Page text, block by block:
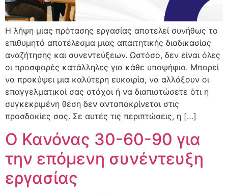
Η λήψη μιας πρότασης εργασίας αποτελεί συνήθως το
επιθυμητό αποτέλεσμα μιας απαιτητικής διαδικασίας
αναζήτησης και συνεντεύξεων. Ωστόσο, δεν είναι όλες
οι προσφορές κατάλληλες για κάθε υποψήφιο. Μπορεί
να προκύψει μια καλύτερη ευκαιρία, να αλλάξουν οι
επαγγελματικοί σας στόχοι ή να διαπιστώσετε ότι η
συγκεκριμένη θέση δεν ανταποκρίνεται στις
προσδοκίες σας. Σε αυτές τις περιπτώσεις, η […]
Ο Κανόνας 30-60-90 για
την επόμενη συνέντευξη
εργασίας